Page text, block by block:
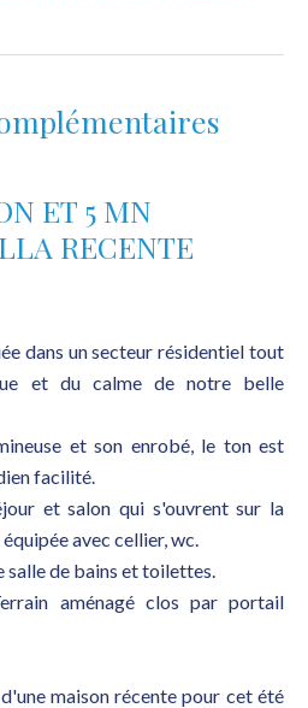
ET 5 MN
RECENTE
dans un secteur résidentiel tout
et du calme de notre belle
et son enrobé, le ton est
facilité.
et salon qui s'ouvrent sur la
avec cellier, wc.
salle de bains et toilettes.
aménagé clos par portail
maison récente pour cet été